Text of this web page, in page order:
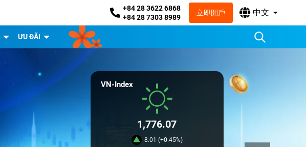
+84 28 3622 6868
+84 28 7303 8989
立即開戶 中文
ƯU ĐÃI
VN-Index
1,776.07
8.01 (+0.45%)